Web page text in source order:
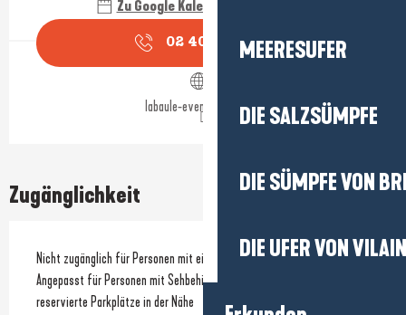
MEERESUFER
DIE SALZSÜMPFE
DIE SÜMPFE VON
DIE UFER VON
Zu Google Kalender hinzufügen
02 40 11 51▒▒
labaule-evenements.com
Zugänglichkeit
Nicht zugänglich für Personen mit eingeschränkter Mobilität
Angepasst für Personen mit Sehbehinderung
reservierte Parkplätze in der Nähe